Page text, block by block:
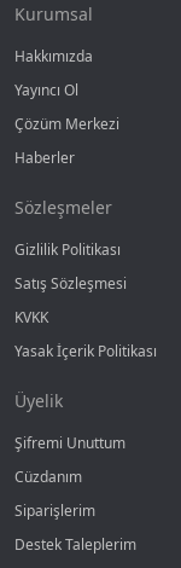
Kurumsal
Hakkımızda
Yayıncı Ol
Çözüm Merkezi
Haberler
Sözleşmeler
Gizlilik Politikası
Satış Sözleşmesi
KVKK
Yasak İçerik Politikası
Üyelik
Şifremi Unuttum
Cüzdanım
Siparişlerim
Destek Taleplerim